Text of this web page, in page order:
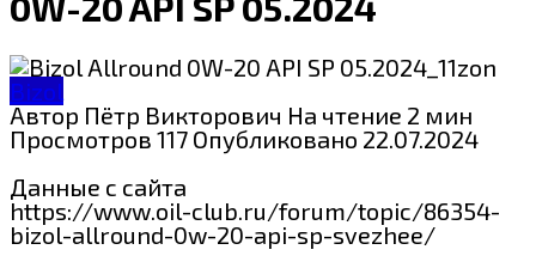
Bizol
Автор Пётр Викторович На чтение 2 мин
Просмотров 117 Опубликовано 22.07.2024
Данные с сайта
https://www.oil-club.ru/forum/topic/86354-
bizol-allround-0w-20-api-sp-svezhee/